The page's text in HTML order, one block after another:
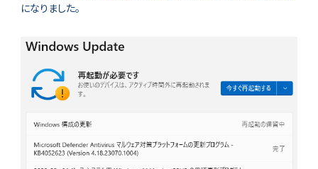
になりました。